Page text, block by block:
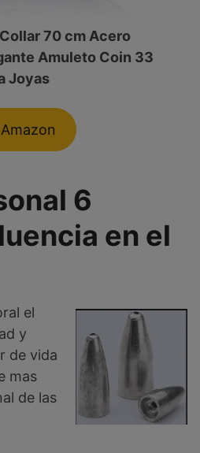
70 cm Acero
Amuleto Coin 33
Joyas
6
en el
el
y
de vida
mas
de las